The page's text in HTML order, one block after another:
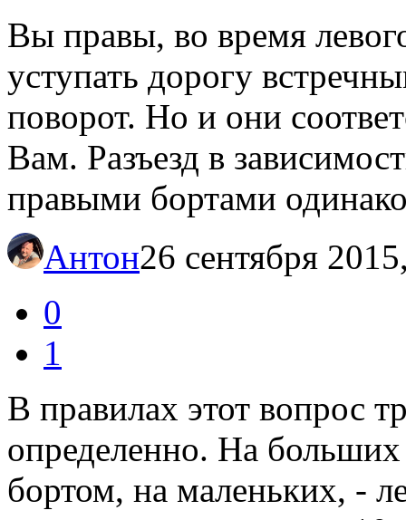
Вы правы, во время
уступать дорогу
поворот. Но и они
Вам. Разъезд в
правыми бортами
Антон26 сентября
0
1
В правилах этот вопрос
определенно. На
бортом, на маленьких, -